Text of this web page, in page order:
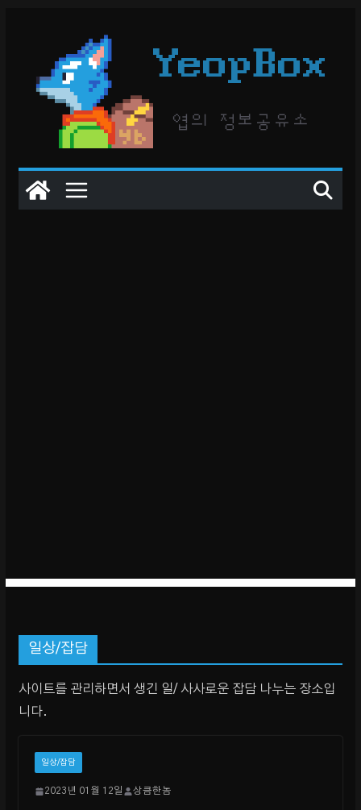
YeopBox
엽의 정보공유소
일상/잡담
사이트를 관리하면서 생긴 일/ 사사로운 잡담 나누는 장소입
니다.
일상/잡담
2023년 01월 12일 상큼한놈